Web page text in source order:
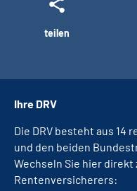
teilen
Ihre DRV
Die DRV besteht aus 14
und den beiden
Wechseln Sie hier direkt
Rentenversicherers: